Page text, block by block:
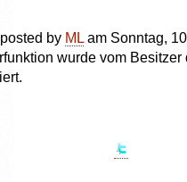
by ML am Sonntag,
wurde vom